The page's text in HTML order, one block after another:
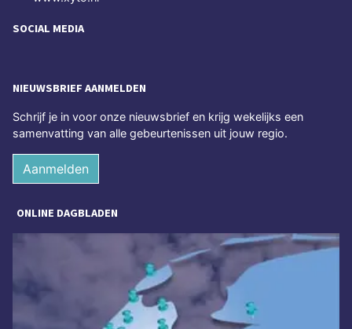
SOCIAL MEDIA
NIEUWSBRIEF AANMELDEN
Schrijf je in voor onze nieuwsbrief en krijg wekelijks een
samenvatting van alle gebeurtenissen uit jouw regio.
Aanmelden
ONLINE DAGBLADEN